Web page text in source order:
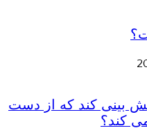
بینی کند که از دست
کند؟